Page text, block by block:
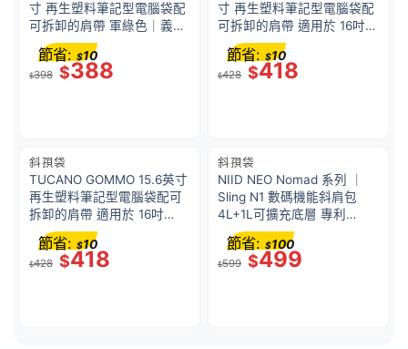
寸 再生塑料筆記型電腦袋配
可拆卸的肩帶 軍綠色｜義大
利設計
$398 $388
節省: $10
寸 再生塑料筆記型電腦袋配
可拆卸的肩帶 適用於 16吋
MacBook Pro – 灰色｜義大
利設計
$428 $418
節省: $10
斜孭袋
TUCANO GOMMO 15.6英寸
再生塑料筆記型電腦袋配可
拆卸的肩帶 適用於 16吋
MacBook Pro – 黑色｜義大
利設計
$428 $418
節省: $10
斜孭袋
NIID NEO Nomad 系列 ｜
Sling N1 數碼機能斜肩包
4L+1L可擴充底層 專利
Fast-Fit 速調肩帶 智能磁吸
防盜袋 YKK拉鏈 防潑水隨身
包 | 石墨灰
$599 $499
節省: $100